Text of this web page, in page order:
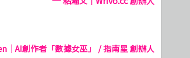
｜AI創作者「數據女巫」 / 指南星 創辦人